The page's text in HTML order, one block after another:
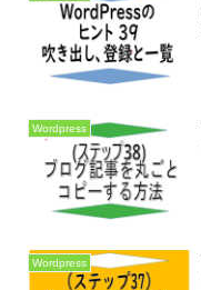
Wordpress
Wordpress